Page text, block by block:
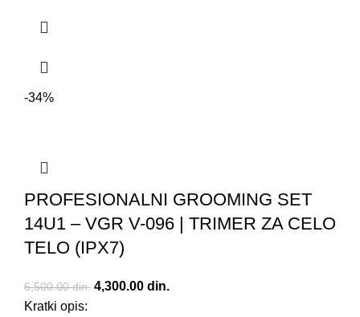
-34%
PROFESIONALNI GROOMING SET
14U1 – VGR V-096 | TRIMER ZA CELO
TELO (IPX7)
6,500.00din. Originalna cena je bila: 6,500.00 din..
4,300.00 din.
Kratki opis: